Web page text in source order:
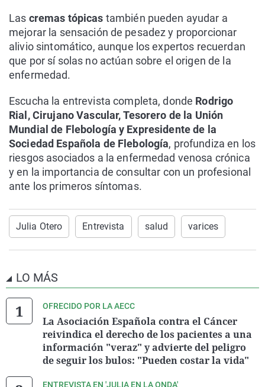
Las cremas tópicas también pueden ayudar a
mejorar la sensación de pesadez y proporcionar
alivio sintomático, aunque los expertos recuerdan
que por sí solas no actúan sobre el origen de la
enfermedad.
Escucha la entrevista completa, donde Rodrigo
Rial, Cirujano Vascular, Tesorero de la Unión
Mundial de Flebología y Expresidente de la
Sociedad Española de Flebología, profundiza en los
riesgos asociados a la enfermedad venosa crónica
y en la importancia de consultar con un profesional
ante los primeros síntomas.
Julia Otero Entrevista salud varices
LO MÁS
OFRECIDO POR LA AECC
La Asociación Española contra el Cáncer
reivindica el derecho de los pacientes a una
información "veraz" y advierte del peligro
de seguir los bulos: "Pueden costar la vida"
ENTREVISTA EN 'JULIA EN LA ONDA'